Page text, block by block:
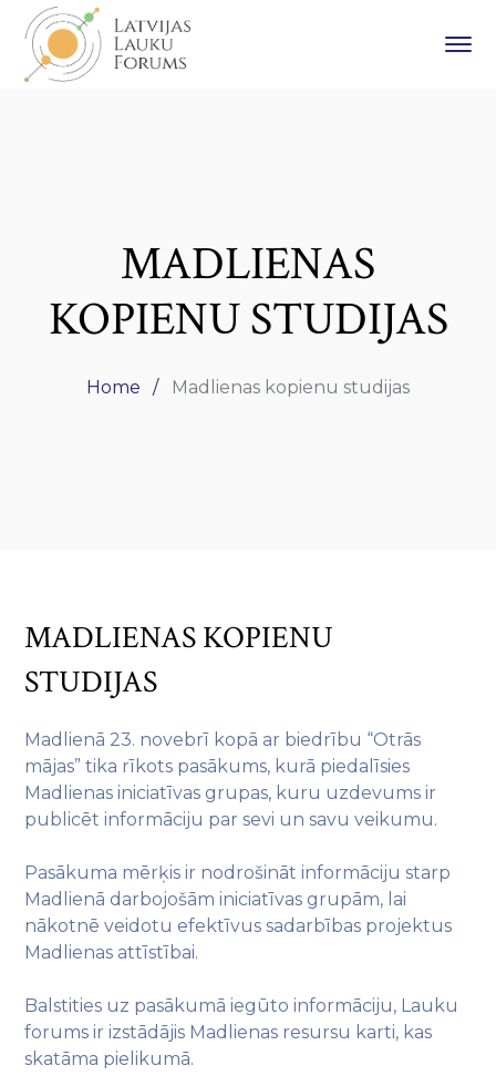
MADLIENAS
KOPIENU STUDIJAS
Home Madlienas kopienu studijas
MADLIENAS KOPIENU
STUDIJAS
Madlienā 23. novebrī kopā ar biedrību “Otrās
mājas” tika rīkots pasākums, kurā piedalīsies
Madlienas iniciatīvas grupas, kuru uzdevums ir
publicēt informāciju par sevi un savu veikumu.
Pasākuma mērķis ir nodrošināt informāciju starp
Madlienā darbojošām iniciatīvas grupām, lai
nākotnē veidotu efektīvus sadarbības projektus
Madlienas attīstībai.
Balstities uz pasākumā iegūto informāciju, Lauku
forums ir izstādājis Madlienas resursu karti, kas
skatāma pielikumā.